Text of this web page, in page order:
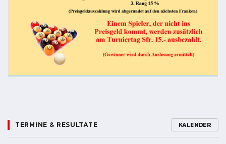
TERMINE & RESULTATE KALENDER